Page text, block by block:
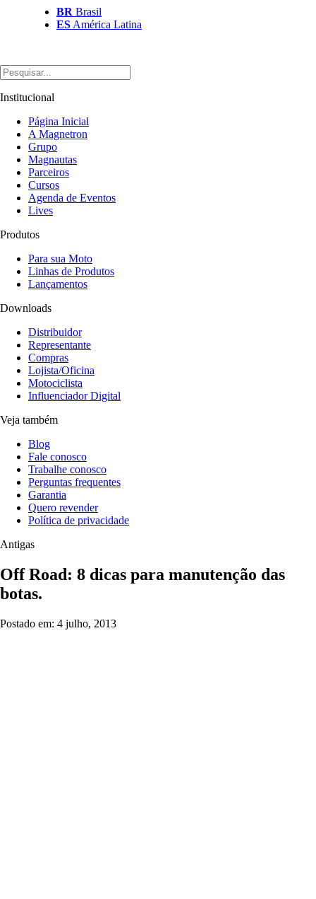
BR Brasil
ES América Latina
Institucional
Página Inicial
A Magnetron
Grupo
Magnautas
Parceiros
Cursos
Agenda de Eventos
Lives
Produtos
Para sua Moto
Linhas de Produtos
Lançamentos
Downloads
Distribuidor
Representante
Compras
Lojista/Oficina
Motociclista
Influenciador Digital
Veja também
Blog
Fale conosco
Trabalhe conosco
Perguntas frequentes
Garantia
Quero revender
Política de privacidade
Antigas
Off Road: 8 dicas para manutenção das
botas.
Postado em: 4 julho, 2013